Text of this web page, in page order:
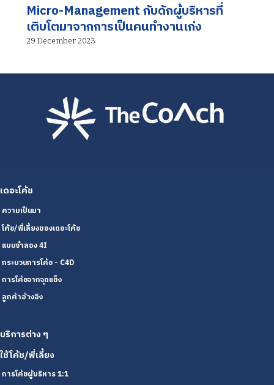
Micro-Management กับดักผู้บริหารที่
เติบโตมาจากการเป็นคนทำงานเก่ง
29 December 2023
เดอะโค้ช
ความเป็นมา
โค้ช/พี่เลี้ยงของเดอะโค้ช
แบบจำลอง 4I
กระบวนการโค้ช - C4D
การโค้ชจากจุดแข็ง
ลูกค้าอ้างอิง
บริการต่าง ๆ
ใช้โค้ช/พี่เลี้ยง
การโค้ชผู้บริหาร 1:1